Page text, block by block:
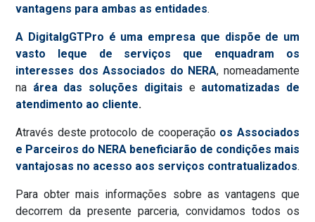
vantagens para ambas as entidades.
A DigitalgGTPro é uma empresa que dispõe de um
vasto leque de serviços que enquadram os
interesses dos Associados do NERA, nomeadamente
na área das soluções digitais e automatizadas de
atendimento ao cliente.
Através deste protocolo de cooperação os Associados
e Parceiros do NERA beneficiarão de condições mais
vantajosas no acesso aos serviços contratualizados.
Para obter mais informações sobre as vantagens que
decorrem da presente parceria, convidamos todos os